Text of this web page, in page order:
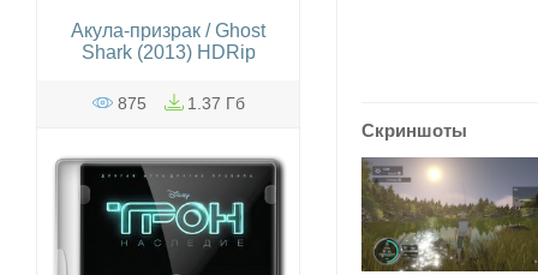
Скриншоты
Акула-призрак / Ghost
Shark (2013) HDRip
875 1.37 Гб